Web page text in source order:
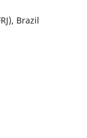
Brazil